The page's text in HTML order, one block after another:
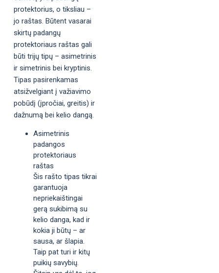
protektorius, o tiksliau –
jo raštas. Būtent vasarai
skirtų padangų
protektoriaus raštas gali
būti trijų tipų – asimetrinis
ir simetrinis bei kryptinis.
Tipas pasirenkamas
atsižvelgiant į važiavimo
pobūdį (įpročiai, greitis) ir
dažnumą bei kelio dangą.
Asimetrinis
padangos
protektoriaus
raštas
Šis rašto tipas tikrai
garantuoja
nepriekaištingai
gerą sukibimą su
kelio danga, kad ir
kokia ji būtų – ar
sausa, ar šlapia.
Taip pat turi ir kitų
puikių savybių.